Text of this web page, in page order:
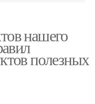
нашего
полезных